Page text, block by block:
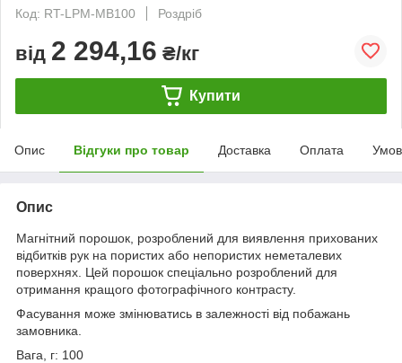
Код: RT-LPM-MB100
Роздріб
від 2 294,16 ₴/кг
Купити
Опис Відгуки про товар Доставка Оплата
Опис
Магнітний порошок, розроблений для виявлення прихованих
відбитків рук на пористих або непористих неметалевих
поверхнях. Цей порошок спеціально розроблений для
отримання кращого фотографічного контрасту.
Фасування може змінюватись в залежності від побажань
замовника.
Вага, г: 100